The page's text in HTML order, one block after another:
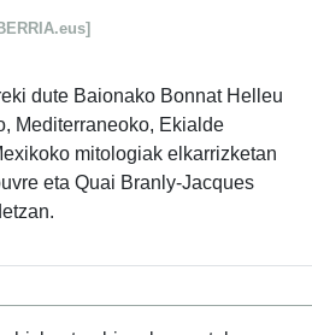
dute Baionako Bonnat Helleu
Mediterraneoko, Ekialde
mitologiak elkarrizketan
eta Quai Branly-Jacques